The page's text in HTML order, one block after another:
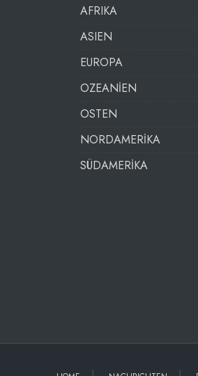
AFRIKA
ASIEN
EUROPA
OZEANİEN
OSTEN
NORDAMERİKA
SÜDAMERİKA